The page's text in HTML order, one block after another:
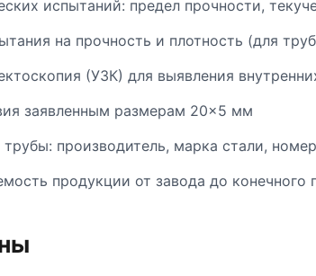
испытаний: предел прочности,
на прочность и плотность (для
(УЗК) для выявления
заявленным размерам 20×5 мм
производитель, марка стали,
продукции от завода до конечного